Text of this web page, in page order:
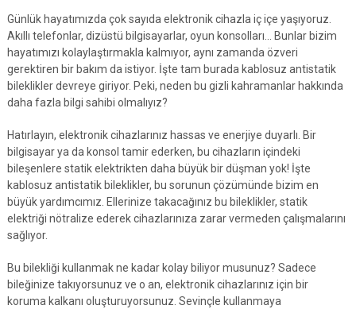
Günlük hayatımızda çok sayıda elektronik cihazla iç içe yaşıyoruz.
Akıllı telefonlar, dizüstü bilgisayarlar, oyun konsolları… Bunlar bizim
hayatımızı kolaylaştırmakla kalmıyor, aynı zamanda özveri
gerektiren bir bakım da istiyor. İşte tam burada kablosuz antistatik
bileklikler devreye giriyor. Peki, neden bu gizli kahramanlar hakkında
daha fazla bilgi sahibi olmalıyız?
Hatırlayın, elektronik cihazlarınız hassas ve enerjiye duyarlı. Bir
bilgisayar ya da konsol tamir ederken, bu cihazların içindeki
bileşenlere statik elektrikten daha büyük bir düşman yok! İşte
kablosuz antistatik bileklikler, bu sorunun çözümünde bizim en
büyük yardımcımız. Ellerinize takacağınız bu bileklikler, statik
elektriği nötralize ederek cihazlarınıza zarar vermeden çalışmalarını
sağlıyor.
Bu bilekliği kullanmak ne kadar kolay biliyor musunuz? Sadece
bileğinize takıyorsunuz ve o an, elektronik cihazlarınız için bir
koruma kalkanı oluşturuyorsunuz. Sevinçle kullanmaya